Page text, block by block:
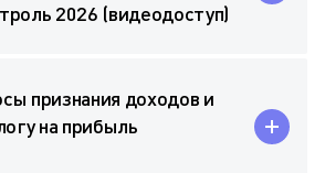
2026 (видеодоступ)
признания доходов и
на прибыль